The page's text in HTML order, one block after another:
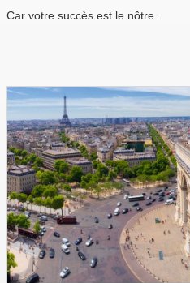
Car votre succès est le nôtre.